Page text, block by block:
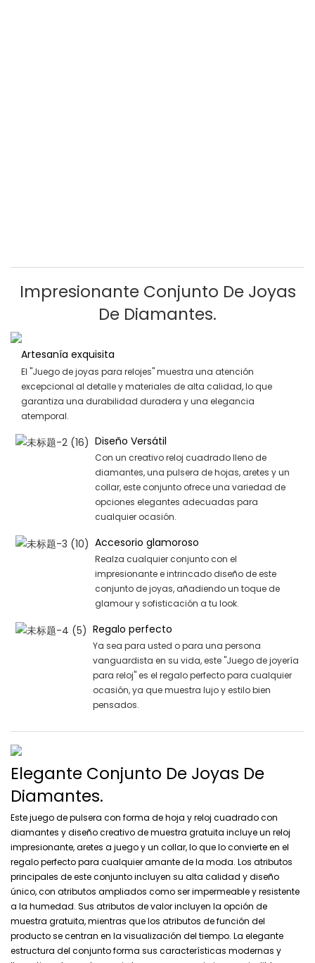
Impresionante Conjunto De Joyas
De Diamantes.
Artesanía exquisita
El "Juego de joyas para relojes" muestra una atención
excepcional al detalle y materiales de alta calidad, lo que
garantiza una durabilidad duradera y una elegancia
atemporal.
Diseño Versátil
Con un creativo reloj cuadrado lleno de
diamantes, una pulsera de hojas, aretes y un
collar, este conjunto ofrece una variedad de
opciones elegantes adecuadas para
cualquier ocasión.
Accesorio glamoroso
Realza cualquier conjunto con el
impresionante e intrincado diseño de este
conjunto de joyas, añadiendo un toque de
glamour y sofisticación a tu look.
Regalo perfecto
Ya sea para usted o para una persona
vanguardista en su vida, este "Juego de joyería
para reloj" es el regalo perfecto para cualquier
ocasión, ya que muestra lujo y estilo bien
pensados.
Elegante Conjunto De Joyas De
Diamantes.
Este juego de pulsera con forma de hoja y reloj cuadrado con
diamantes y diseño creativo de muestra gratuita incluye un reloj
impresionante, aretes a juego y un collar, lo que lo convierte en el
regalo perfecto para cualquier amante de la moda. Los atributos
principales de este conjunto incluyen su alta calidad y diseño
único, con atributos ampliados como ser impermeable y resistente
a la humedad. Sus atributos de valor incluyen la opción de
muestra gratuita, mientras que los atributos de función del
producto se centran en la visualización del tiempo. La elegante
estructura del conjunto forma sus características modernas y